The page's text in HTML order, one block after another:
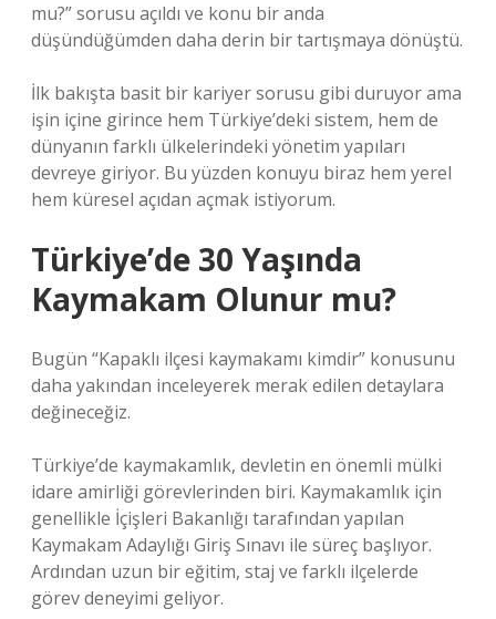
mu?” sorusu açıldı ve konu bir anda
düşündüğümden daha derin bir tartışmaya dönüştü.
İlk bakışta basit bir kariyer sorusu gibi duruyor ama
işin içine girince hem Türkiye’deki sistem, hem de
dünyanın farklı ülkelerindeki yönetim yapıları
devreye giriyor. Bu yüzden konuyu biraz hem yerel
hem küresel açıdan açmak istiyorum.
Türkiye’de 30 Yaşında
Kaymakam Olunur mu?
Bugün “Kapaklı ilçesi kaymakamı kimdir” konusunu
daha yakından inceleyerek merak edilen detaylara
değineceğiz.
Türkiye’de kaymakamlık, devletin en önemli mülki
idare amirliği görevlerinden biri. Kaymakamlık için
genellikle İçişleri Bakanlığı tarafından yapılan
Kaymakam Adaylığı Giriş Sınavı ile süreç başlıyor.
Ardından uzun bir eğitim, staj ve farklı ilçelerde
görev deneyimi geliyor.